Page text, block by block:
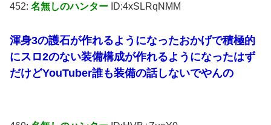
452: 名無しのハンター ID:4xSLRqNMM
渾身3の護石が作れるようになったおかげで積極的
にスロ2のない装備構成が作れるようになったはず
だけどYouTuber誰も装備の話しないでやんの